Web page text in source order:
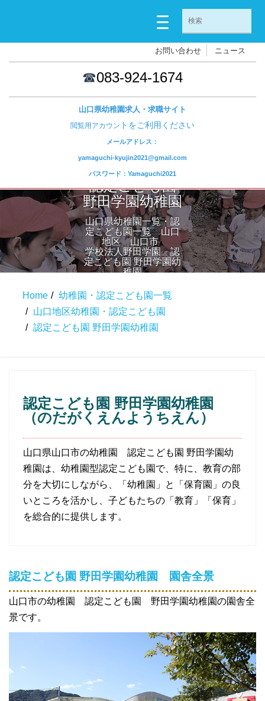
お問い合わせ ニュース
☎083-924-1674
山口県幼稚園求人・求職サイト
閲覧用アカウン トをご利用ください
メールアドレス：
yamaguchi-kyujin2021@gmail.com
パスワード：Yamaguchi2021
認定こども園
野田学園幼稚園
山口県幼稚園一覧・認
定こども園一覧 山口
地区 山口市
学校法人野田学園 認
定こども園 野田学園幼
稚園
Home
幼稚園・認定こども園一覧
山口地区幼稚園・認定こども園
認定こども園 野田学園幼稚園
認定こども園 野田学園幼稚園
（のだがくえんようちえん）
山口県山口市の幼稚園 認定こども園 野田学園幼
稚園は、幼稚園型認定こども園で、特に、教育の部
分を大切にしながら、「幼稚園」と「保育園」の良
いところを活かし、子どもたちの「教育」「保育」
を総合的に提供します。
認定こども園 野田学園幼稚園 園舎全景
山口市の幼稚園 認定こども園 野田学園幼稚園の園舎全
景です。